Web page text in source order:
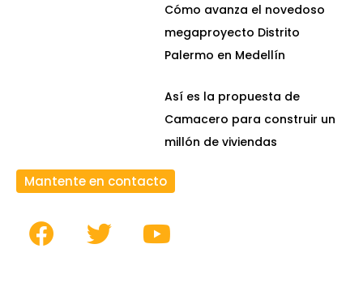
Cómo avanza el novedoso
megaproyecto Distrito
Palermo en Medellín
Así es la propuesta de
Camacero para construir un
millón de viviendas
Mantente en contacto